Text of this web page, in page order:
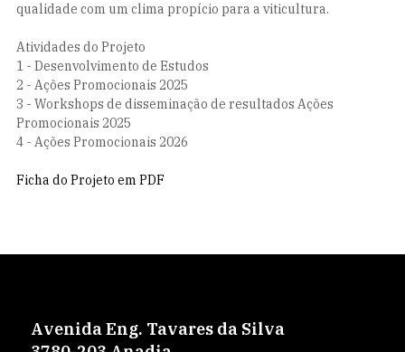
qualidade com um clima propício para a viticultura.
Atividades do Projeto
1 - Desenvolvimento de Estudos
2 - Ações Promocionais 2025
3 - Workshops de disseminação de resultados Ações
Promocionais 2025
4 - Ações Promocionais 2026
Ficha do Projeto em PDF
Avenida Eng. Tavares da Silva